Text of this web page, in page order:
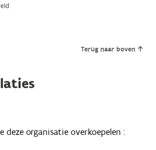
Terug naar boven
deze organisatie overkoepelen :